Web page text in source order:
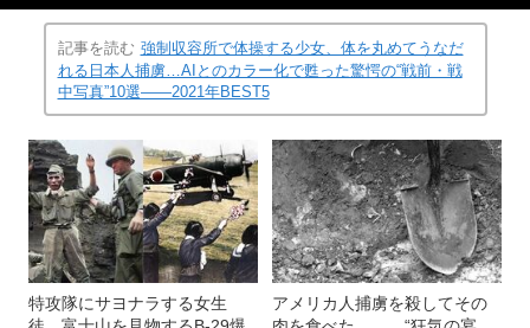
記事を読む 強制収容所で体操する少女、体を丸めてうなだ
れる日本人捕虜…AIとのカラー化で甦った驚愕の“戦前・戦
中写真”10選――2021年BEST5
特攻隊にサヨナラする女生
アメリカ人捕虜を殺してその